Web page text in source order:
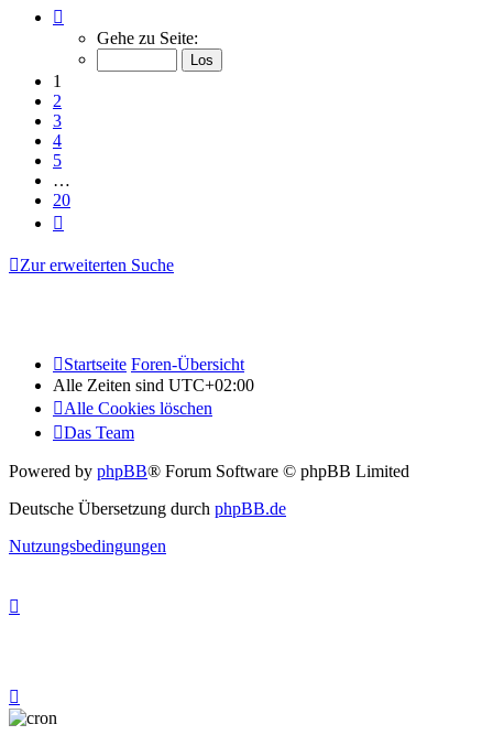
von
Gehe zu Seite:
1
2
3
4
5
…
20
Zur erweiterten Suche
Startseite Foren-Übersicht
Alle Zeiten sind UTC+02:00
Alle Cookies löschen
Das Team
Powered by phpBB® Forum Software © phpBB Limited
Deutsche Übersetzung durch phpBB.de
Nutzungsbedingungen